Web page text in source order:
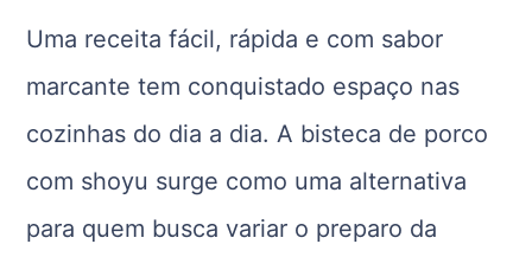
Uma receita fácil, rápida e com sabor
marcante tem conquistado espaço nas
cozinhas do dia a dia. A bisteca de porco
com shoyu surge como uma alternativa
para quem busca variar o preparo da